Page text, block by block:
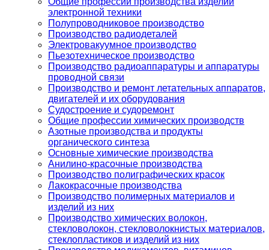
электронной техники
Полупроводниковое производство
Производство радиодеталей
Электровакуумное производство
Пьезотехническое производство
Производство радиоаппаратуры и аппаратуры
проводной связи
Производство и ремонт летательных аппаратов,
двигателей и их оборудования
Судостроение и судоремонт
Общие профессии химических производств
Азотные производства и продукты
органического синтеза
Основные химические производства
Анилино-красочные производства
Производство полиграфических красок
Лакокрасочные производства
Производство полимерных материалов и
изделий из них
Производство химических волокон,
стекловолокон, стекловолокнистых материалов,
стеклопластиков и изделий из них